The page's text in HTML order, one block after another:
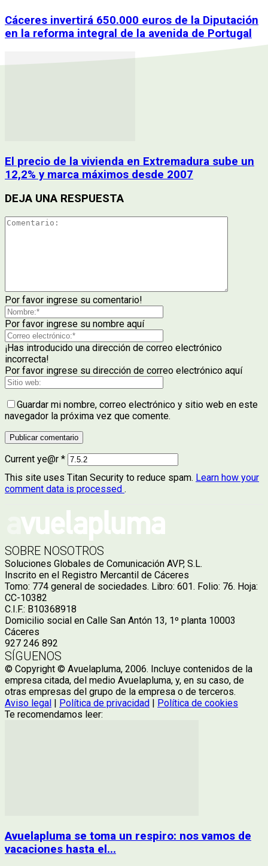
Cáceres invertirá 650.000 euros de la Diputación
en la reforma integral de la avenida de Portugal
El precio de la vivienda en Extremadura sube un
12,2% y marca máximos desde 2007
DEJA UNA RESPUESTA
Por favor ingrese su comentario!
Por favor ingrese su nombre aquí
¡Has introducido una dirección de correo electrónico
incorrecta!
Por favor ingrese su dirección de correo electrónico aquí
Guardar mi nombre, correo electrónico y sitio web en este
navegador la próxima vez que comente.
Current ye@r *
This site uses Titan Security to reduce spam. Learn how your
comment data is processed .
SOBRE NOSOTROS
Soluciones Globales de Comunicación AVP, S.L.
Inscrito en el Registro Mercantil de Cáceres
Tomo: 774 general de sociedades. Libro: 601. Folio: 76. Hoja:
CC-10382
C.I.F.: B10368918
Domicilio social en Calle San Antón 13, 1º planta 10003
Cáceres
927 246 892
SÍGUENOS
© Copyright © Avuelapluma, 2006. Incluye contenidos de la
empresa citada, del medio Avuelapluma, y, en su caso, de
otras empresas del grupo de la empresa o de terceros.
Aviso legal | Política de privacidad | Política de cookies
Te recomendamos leer:
Avuelapluma se toma un respiro: nos vamos de
vacaciones hasta el...